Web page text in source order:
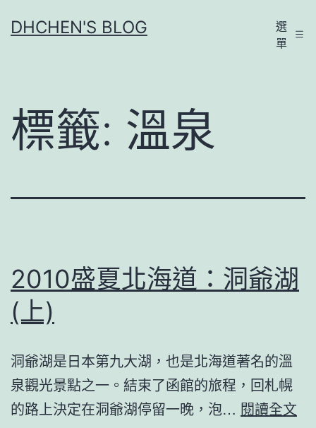
至
容
DHCHEN'S BLOG
選
單
標籤: 溫泉
2010盛夏北海道：洞爺湖
(上)
洞爺湖是日本第九大湖，也是北海道著名的溫
泉觀光景點之一。結束了函館的旅程，回札幌
的路上決定在洞爺湖停留一晚，泡… 閱讀全文